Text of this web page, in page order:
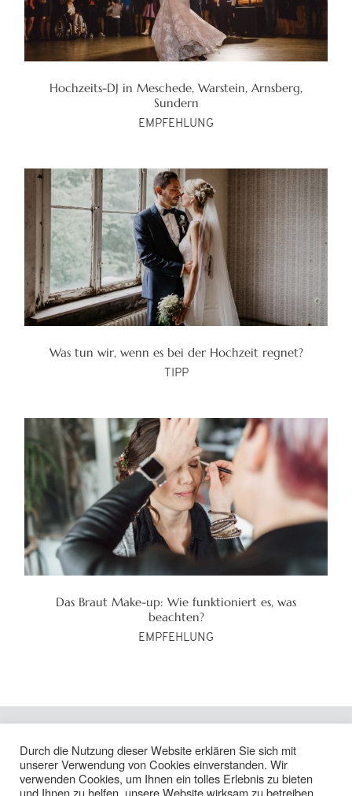
Hochzeits-DJ in Meschede, Warstein, Arnsberg,
Sundern
EMPFEHLUNG
Was tun wir, wenn es bei der Hochzeit regnet?
TIPP
Das Braut Make-up: Wie funktioniert es, was
beachten?
EMPFEHLUNG
Ich freue mich, von euch zu hören
info@pilgrim-foto.de • 0162 3022123
Durch die Nutzung dieser Website erklären Sie sich mit
unserer Verwendung von Cookies einverstanden. Wir
verwenden Cookies, um Ihnen ein tolles Erlebnis zu bieten
und Ihnen zu helfen, unsere Website wirksam zu betreiben.